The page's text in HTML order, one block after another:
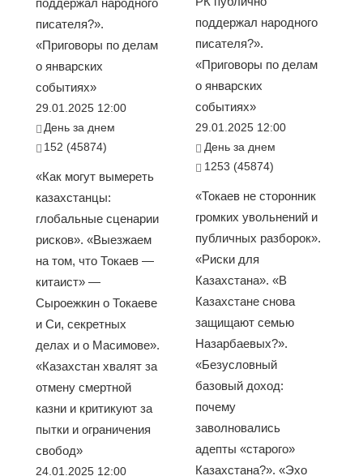
поддержал народного
писателя?».
«Приговоры по делам
о январских
событиях»
29.01.2025 12:00
День за днем
152 (45874)
«Как могут вымереть
казахстанцы:
глобальные сценарии
рисков». «Выезжаем
на том, что Токаев —
китаист» —
Сыроежкин о Токаеве
и Си, секретных
делах и о Масимове».
«Казахстан хвалят за
отмену смертной
казни и критикуют за
пытки и ограничения
свобод»
24.01.2025 12:00
поддержал народного
писателя?».
«Приговоры по делам
о январских
событиях»
29.01.2025 12:00
День за днем
1253 (45874)
«Токаев не сторонник
громких увольнений и
публичных разборок».
«Риски для
Казахстана». «В
Казахстане снова
защищают семью
Назарбаевых?».
«Безусловный
базовый доход:
почему
заволновались
адепты «старого»
Казахстана?». «Эхо